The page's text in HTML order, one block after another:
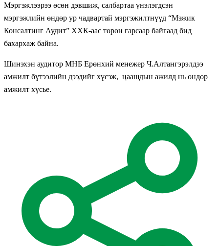
Мэргэжлээрээ өсөн дэвшиж, салбартаа үнэлэгдсэн
мэргэжлийн өндөр ур чадвартай мэргэжилтнүүд “Мэжик
Консалтинг Аудит” ХХК-аас төрөн гарсаар байгаад бид
бахархаж байна.
Шинэхэн аудитор МНБ Ерөнхий менежер Ч.Алтангэрэлдээ
амжилт бүтээлийн дээдийг хүсэж, цаашдын ажилд нь өндөр
амжилт хүсье.